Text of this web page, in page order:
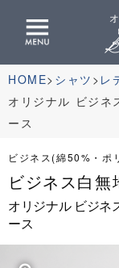
HOME シャツ
レ
オリジナル ビジネ
ース
ビジネス(綿50%・ポ
ビジネス白無
オリジナル ビジネ
ース